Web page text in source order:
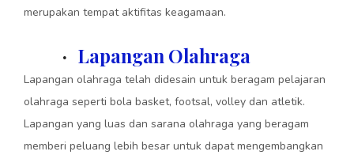
merupakan tempat aktifitas keagamaan.
· Lapangan Olahraga
Lapangan olahraga telah didesain untuk beragam pelajaran
olahraga seperti bola basket, footsal, volley dan atletik.
Lapangan yang luas dan sarana olahraga yang beragam
memberi peluang lebih besar untuk dapat mengembangkan